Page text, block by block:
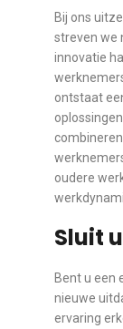
Bij ons
streven we
innovatie
ontstaat
oudere
Sluit
Bent u een
nieuwe
ervaring